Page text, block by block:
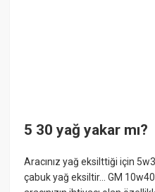
5 30 yağ yakar mı?
Aracınız yağ eksilttiği için
çabuk yağ eksiltir... GM